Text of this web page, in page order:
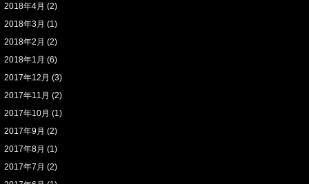
2018年4月 (2)
2018年3月 (1)
2018年2月 (2)
2018年1月 (6)
2017年12月 (3)
2017年11月 (2)
2017年10月 (1)
2017年9月 (2)
2017年8月 (1)
2017年7月 (2)